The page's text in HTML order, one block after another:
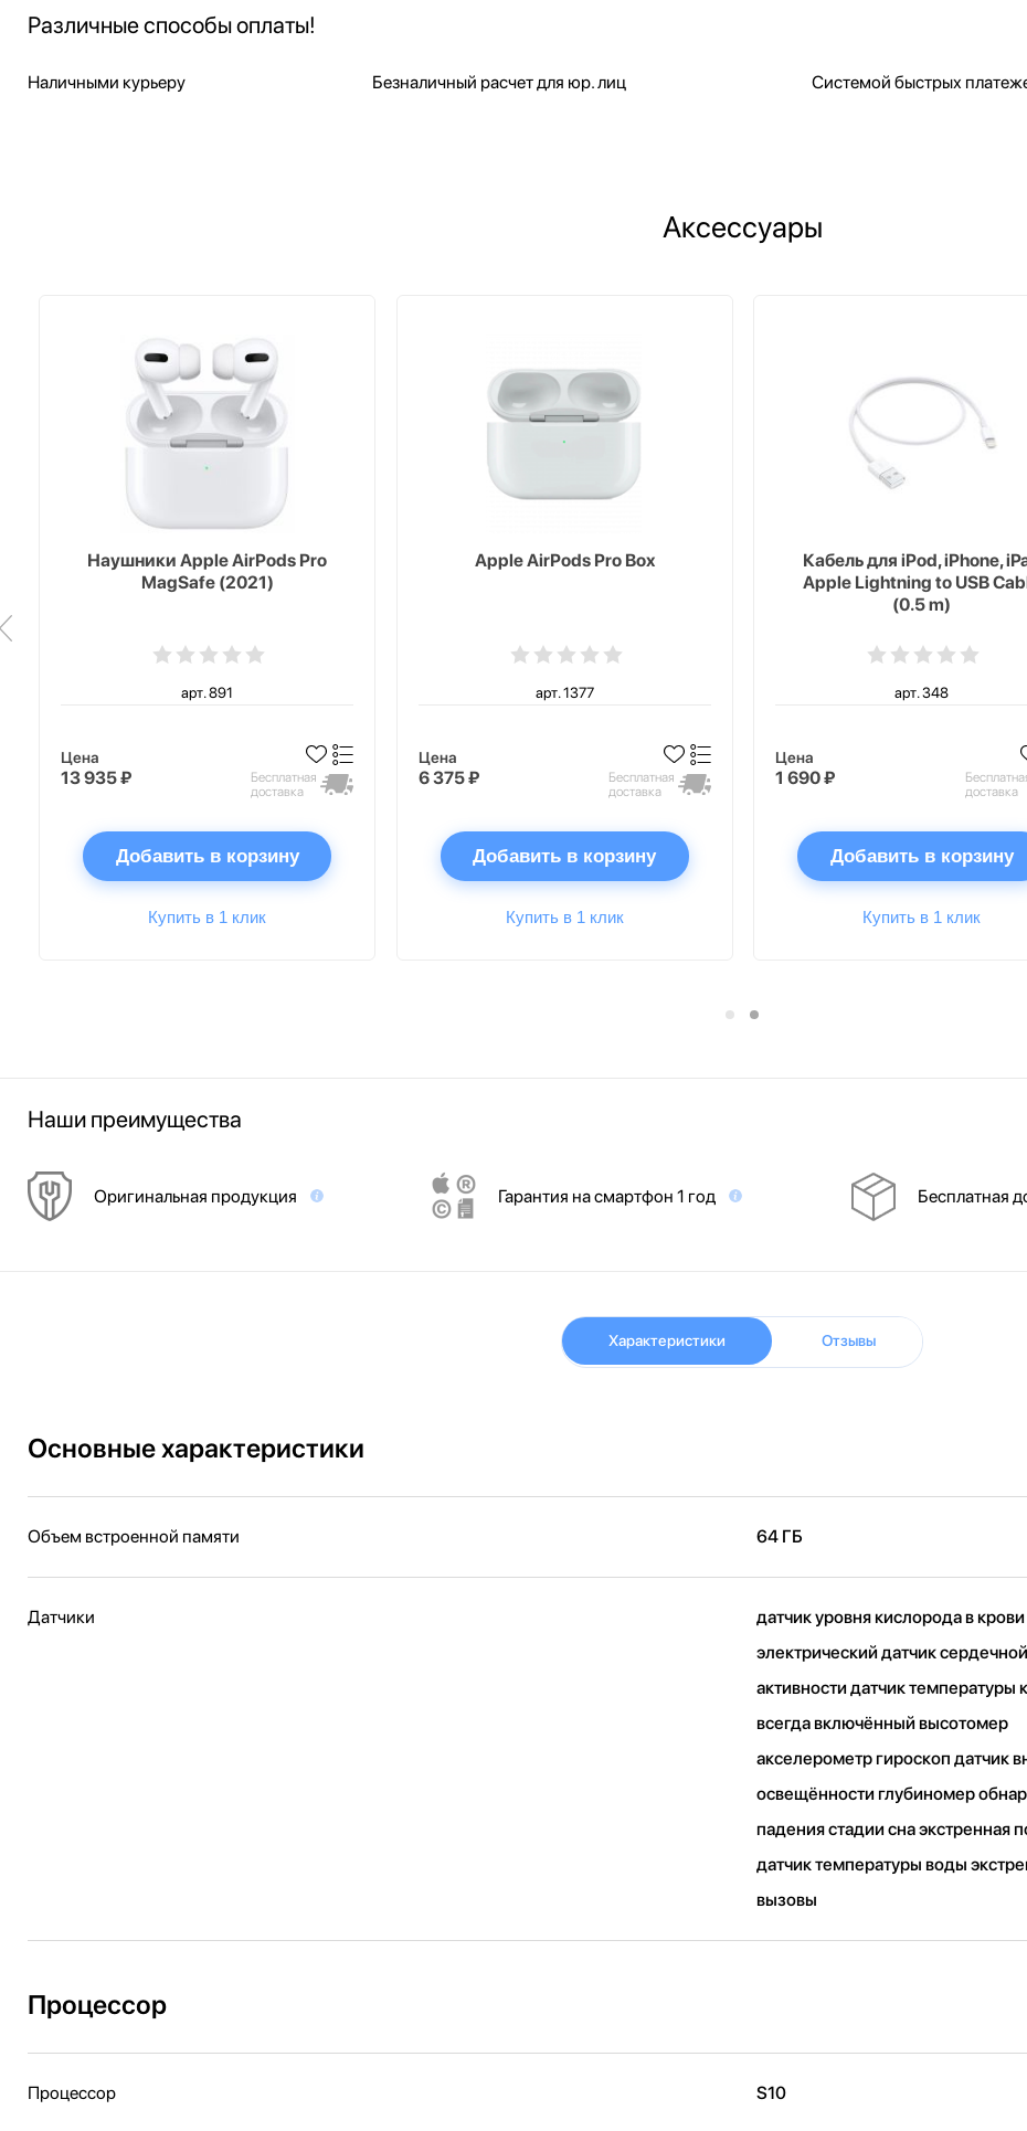
Различные способы оплаты!
Наличными курьеру Безналичный расчет для юр. лиц Системой быстрых
Аксессуары
Наушники Apple AirPods Pro
MagSafe (2021)
арт. 891
Цена
13 935 ₽
Бесплатная
доставка
Добавить в корзину
Купить в 1 клик
Apple AirPods Pro Box
арт. 1377
Цена
6 375 ₽
Бесплатная
доставка
Добавить в корзину
Купить в 1 клик
Кабель для iPod, iPhone,
Apple Lightning to USB
(0.5 m)
арт. 348
Цена
1 690 ₽
доставка
Добавить в корзину
Купить в 1 клик
Наши преимущества
Оригинальная продукция Гарантия на смартфон 1 год Бесплатная
Характеристики Отзывы
Основные характеристики
Объем встроенной памяти 64 ГБ
Датчики
датчик уровня кислорода в крови
электрический датчик сердечной
активности датчик температуры
всегда включённый высотомер
акселерометр гироскоп датчик
освещённости глубиномер
падения стадии сна экстренная
датчик температуры воды
вызовы
Процессор
Процессор S10